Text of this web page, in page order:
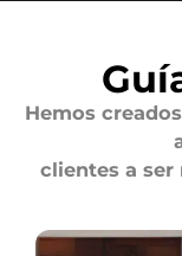
Hemos
clientes a ser